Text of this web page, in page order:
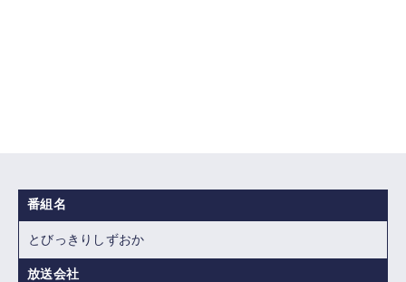
番組名
とびっきりしずおか
放送会社